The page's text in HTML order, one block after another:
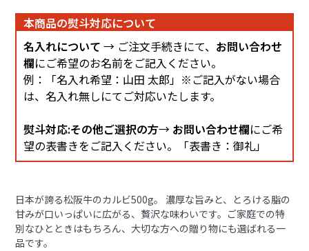
本商品の熨斗対応について
名入れについて → ご注文手続きにて、 お問い合わせ
欄にご希望のお名前をご記入ください。
例：「名入れ希望：山田 太郎」※ご記入がない場合
は、名入れ無しにてご対応いたします。
熨斗対応:その他ご選択の方→ お問い合わせ欄にご希
望の表書きをご記入ください。「表書き：御礼」
日本が誇る松阪牛のカルビ500g。
濃厚な旨みと、とろける脂の
甘みが口いっぱいに広がる、贅沢な味わいです。ご家庭での特
別なひとときはもちろん、大切な方への贈り物にも選ばれる一
品です。